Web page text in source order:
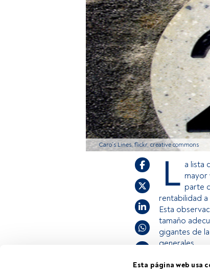
Esta página web usa
Caro´s Lines, flickr, creative commons
L a lista
mayor
parte
rentabilidad a
Esta
tamaño
gigantes de
generales.